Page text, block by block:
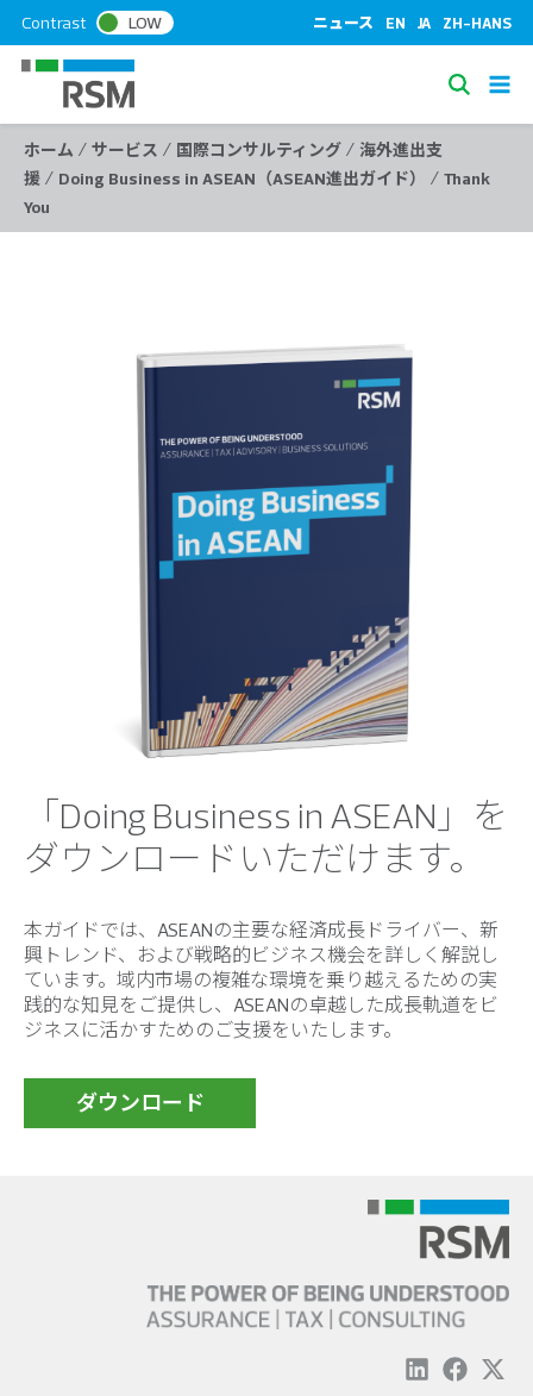
k
t
Contrast LOW ニュース EN JA ZH-HANS
S
e
r
ホーム / サービス / 国際コンサルティング / 海外進出支
援 / Doing Business in ASEAN（ASEAN進出ガイド） / Thank
You
「Doing Business in ASEAN」を
ダウンロードいただけます。
本ガイドでは、ASEANの主要な経済成長ドライバー、新
興トレンド、および戦略的ビジネス機会を詳しく解説し
ています。域内市場の複雑な環境を乗り越えるための実
践的な知見をご提供し、ASEANの卓越した成長軌道をビ
ジネスに活かすためのご支援をいたします。
ダウンロード